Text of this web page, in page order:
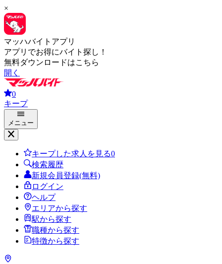
×
マッハバイトアプリ
アプリでお得にバイト探し！
無料ダウンロードはこちら
開く
0
キープ
メニュー
キープした求人を見る0
検索履歴
新規会員登録(無料)
ログイン
ヘルプ
エリアから探す
駅から探す
職種から探す
特徴から探す